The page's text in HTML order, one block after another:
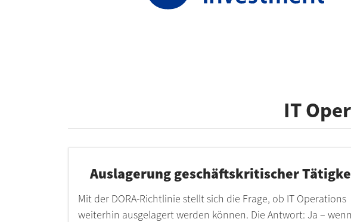
IT
Auslagerung geschäftskritischer
Mit der DORA-Richtlinie stellt sich die Frage, ob IT Operations
weiterhin ausgelagert werden können. Die Antwort: Ja – wenn